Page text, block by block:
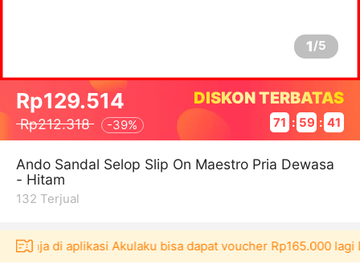
1/5
Rp129.514
Rp212.318 -39%
DISKON TERBATAS
71 : 59 : 41
Ando Sandal Selop Slip On Maestro Pria Dewasa
- Hitam
132 Terjual
di aplikasi Akulaku bisa dapat voucher Rp165.000 lagi